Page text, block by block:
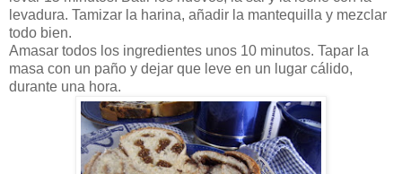
levadura. Tamizar la harina, añadir la mantequilla y mezclar
todo bien.
Amasar todos los ingredientes unos 10 minutos. Tapar la
masa con un paño y dejar que leve en un lugar cálido,
durante una hora.